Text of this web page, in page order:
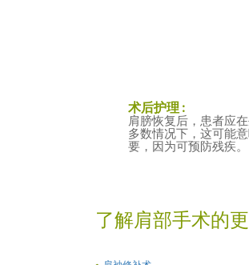
术后护理 :
肩膀恢复后，患者应
多数情况下，这可能
要，因为可预防残疾。
了解肩部手术的